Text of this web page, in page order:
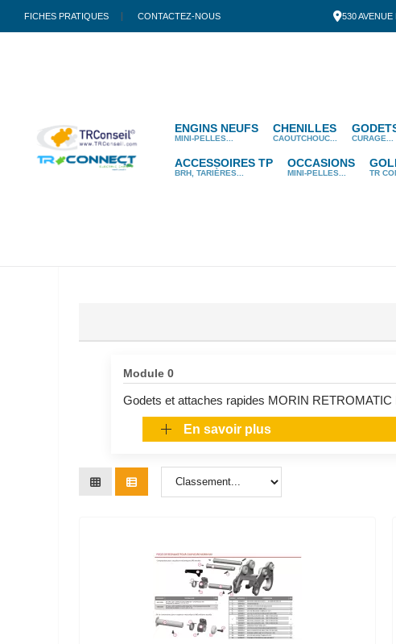
FICHES PRATIQUES CONTACTEZ-NOUS 530
ENGINS NEUFS
MINI-PELLES...
CHENILLES
CAOUTCHOUC... CURAGE...
ACCESSOIRES TP
BRH, TARIÈRES...
OCCASIONS
MINI-PELLES... TR
Module 0
Godets et attaches rapides MORIN RETROMATIC
En savoir plus